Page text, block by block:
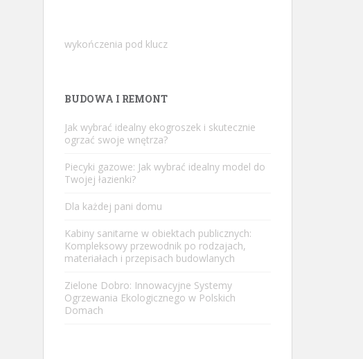
wykończenia pod klucz
BUDOWA I REMONT
Jak wybrać idealny ekogroszek i skutecznie
ogrzać swoje wnętrza?
Piecyki gazowe: Jak wybrać idealny model do
Twojej łazienki?
Dla każdej pani domu
Kabiny sanitarne w obiektach publicznych:
Kompleksowy przewodnik po rodzajach,
materiałach i przepisach budowlanych
Zielone Dobro: Innowacyjne Systemy
Ogrzewania Ekologicznego w Polskich
Domach